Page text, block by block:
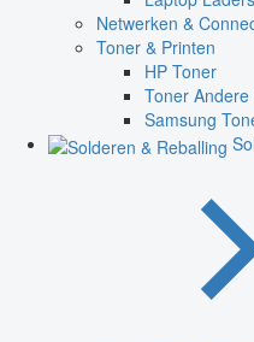
Netwerken &
Toner & Printen
HP Toner
Toner
Samsung